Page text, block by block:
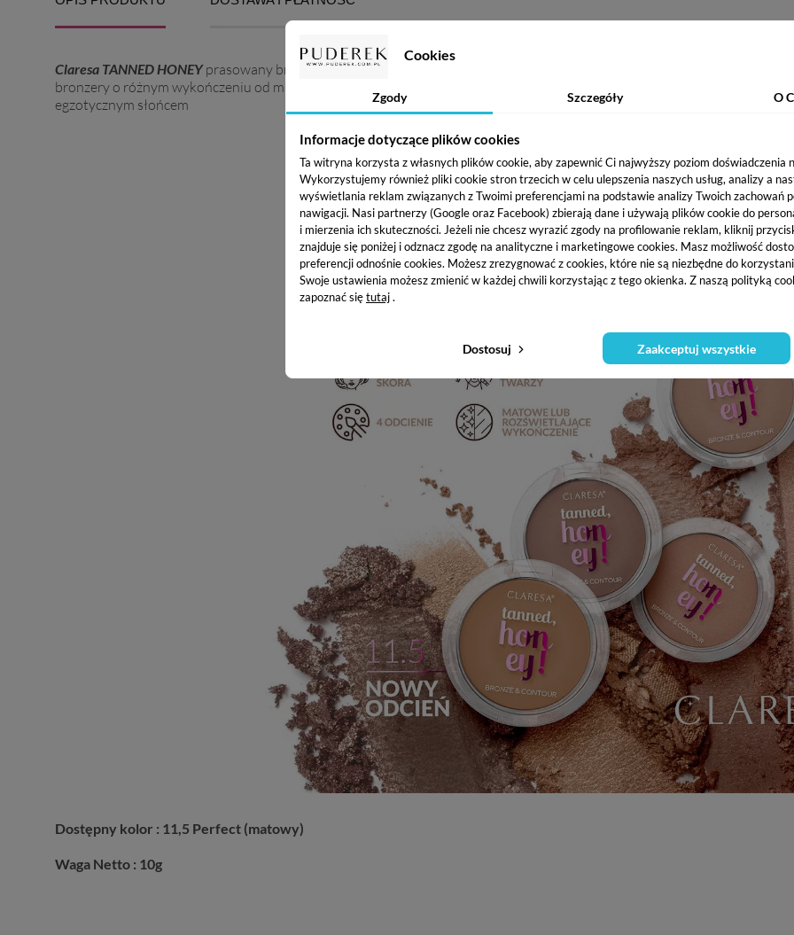
Cookies
Zgody Szczegóły O
Informacje dotyczące plików cookies
Ta witryna korzysta z własnych plików cookie, aby zapewnić Ci najwyższy poziom doświadczenia
Wykorzystujemy również pliki cookie stron trzecich w celu ulepszenia naszych usług, analizy a
wyświetlania reklam związanych z Twoimi preferencjami na podstawie analizy Twoich zachowań
nawigacji. Nasi partnerzy (Google oraz Facebook) zbierają dane i używają plików cookie do
i mierzenia ich skuteczności. Jeżeli nie chcesz wyrazić zgody na profilowanie reklam, kliknij
znajduje się poniżej i odznacz zgodę na analityczne i marketingowe cookies. Masz możliwość
preferencji odnośnie cookies. Możesz zrezygnować z cookies, które nie są niezbędne do
Swoje ustawienia możesz zmienić w każdej chwili korzystając z tego okienka. Z naszą polityką
zapoznać siętutaj.
Dostosuj Zaakceptuj wszystkie
Claresa TANNED HONEY prasowany bronzer sprawi, że twoja skóra będzie muśnięta słońcem. Produkt idealnie sprawdzi
bronzery o różnym wykończeniu od matowego który pozwoli na uzyskanie idealnego konturu po bronzer z drobinkami
egzotycznym słońcem
Dostępny kolor : 11,5 Perfect (matowy)
Waga Netto : 10g